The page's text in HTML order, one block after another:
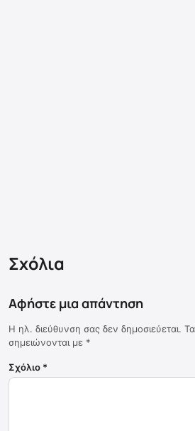
Σχόλια
Αφήστε μια απάντηση
Η ηλ. διεύθυνση σας δεν δημοσιεύεται.
σημειώνονται με *
Σχόλιο *